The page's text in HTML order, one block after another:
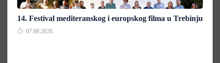
14. Festival mediteranskog i europskog filma u Trebinju
07.08.2026.